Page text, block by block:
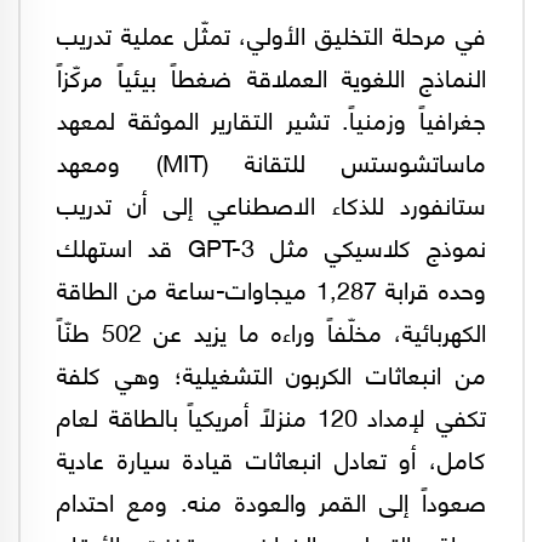
في مرحلة التخليق الأولي، تمثّل عملية تدريب
النماذج اللغوية العملاقة ضغطاً بيئياً مركّزاً
جغرافياً وزمنياً. تشير التقارير الموثقة لمعهد
ماساتشوستس للتقانة (MIT) ومعهد
ستانفورد للذكاء الاصطناعي إلى أن تدريب
نموذج كلاسيكي مثل GPT-3 قد استهلك
وحده قرابة 1,287 ميجاوات-ساعة من الطاقة
الكهربائية، مخلّفاً وراءه ما يزيد عن 502 طنّاً
من انبعاثات الكربون التشغيلية؛ وهي كلفة
تكفي لإمداد 120 منزلاً أمريكياً بالطاقة لعام
كامل، أو تعادل انبعاثات قيادة سيارة عادية
صعوداً إلى القمر والعودة منه. ومع احتدام